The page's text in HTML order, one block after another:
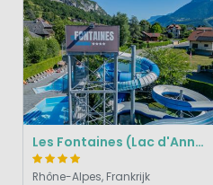
Les Fontaines (Lac d'Annecy)
Rhône-Alpes, Frankrijk